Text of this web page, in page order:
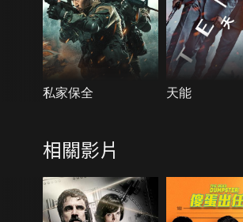
私家保全 天能
相關影片